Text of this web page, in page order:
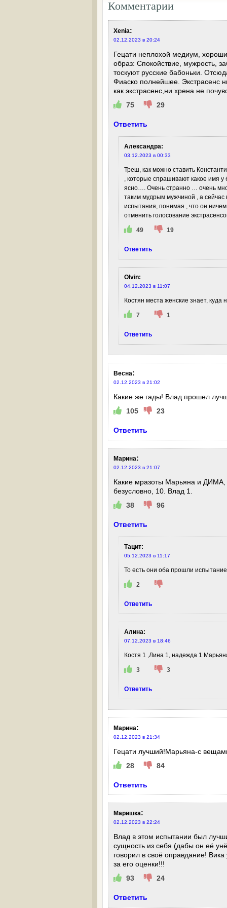
Комментарии
Xenia:
02.12.2023 в 20:24
Гецати неплохой медиум,
образ: Спокойствие, мужрость,
тоскуют русские бабоньки.
Фиаско полнейшее. Экстрасенс
как экстрасенс,ни хрена не
75
29
Ответить
Александра:
03.12.2023 в 00:33
Треш, как можно ставить
, которые спрашивают какое имя у
ясно…. Очень странно … очень
таким мудрым мужчиной , а сейчас
испытания, понимая , что он
отменить голосование
49 19
Ответить
Olvin:
04.12.2023 в 11:07
Костян места женские знает, куда
7 1
Ответить
Весна:
02.12.2023 в 21:02
Какие же гады! Влад прошел
105
23
Ответить
Марина:
02.12.2023 в 21:07
Какие мразоты Марьяна и ДИМА,
безусловно, 10. Влад 1.
38
96
Ответить
Тацит:
05.12.2023 в 11:17
То есть они оба прошли
2
Ответить
Алина:
07.12.2023 в 18:46
Костя 1 ,Лина 1, надежда 1
3 3
Ответить
Марина:
02.12.2023 в 21:34
Гецати лучший!Марьяна-с
28
84
Ответить
Маришка:
02.12.2023 в 22:24
Влад в этом испытании был
сущность из себя (дабы он её
говорил в своё оправдание!
за его оценки!!!
93
24
Ответить